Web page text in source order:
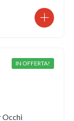
IN OFFERTA!